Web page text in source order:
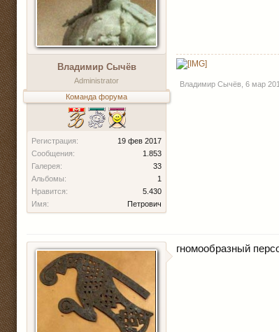
Владимир Сычёв
Administrator
Команда форума
Регистрация:
19 фев 2017
Сообщения:
1.853
Галерея:
33
Альбомы:
1
Нравится:
5.430
Имя:
Петрович
Владимир Сычёв 6 мар
гномообразный